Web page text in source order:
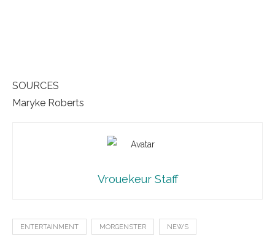
SOURCES
Maryke Roberts
Vrouekeur Staff
ENTERTAINMENT MORGENSTER NEWS